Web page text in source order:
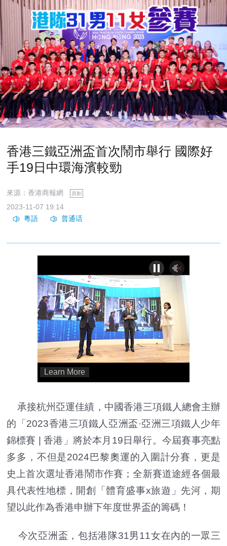
香港三鐵亞洲盃首次鬧市舉行 國際好
手19日中環海濱較勁
來源：香港商報網 原創
2023-11-07 19:14
承接杭州亞運佳績，中國香港三項鐵人總會主辦
的「2023香港三項鐵人亞洲盃·亞洲三項鐵人少年
錦標賽 | 香港」將於本月19日舉行。今屆賽事亮點
多多，不但是2024巴黎奧運的入圍計分賽，更是
史上首次選址香港鬧市作賽；全新賽道途經各個最
具代表性地標，開創「體育盛事x旅遊」先河，期
望以此作為香港申辦下年度世界盃的籌碼！
今次亞洲盃，包括港隊31男11女在內的一眾三